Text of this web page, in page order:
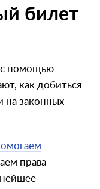
билет
с помощью
как добиться
на законных
права